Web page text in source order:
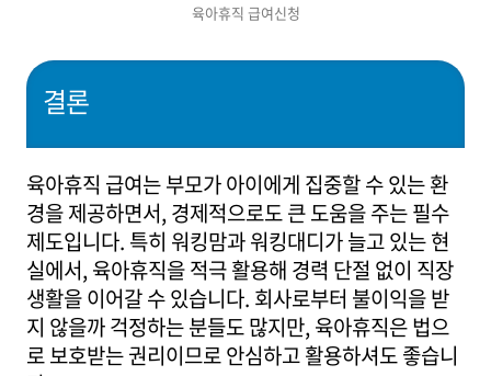
육아휴직 급여신청
결론
육아휴직 급여는 부모가 아이에게 집중할 수 있는 환
경을 제공하면서, 경제적으로도 큰 도움을 주는 필수
제도입니다. 특히 워킹맘과 워킹대디가 늘고 있는 현
실에서, 육아휴직을 적극 활용해 경력 단절 없이 직장
생활을 이어갈 수 있습니다. 회사로부터 불이익을 받
지 않을까 걱정하는 분들도 많지만, 육아휴직은 법으
로 보호받는 권리이므로 안심하고 활용하셔도 좋습니